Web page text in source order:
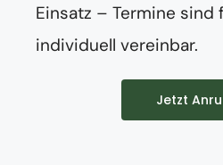
Einsatz – Termine sind
individuell vereinbar.
Jetzt